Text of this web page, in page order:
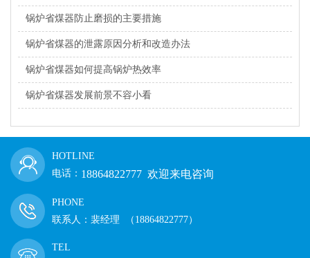
锅炉省煤器防止磨损的主要措施
锅炉省煤器的泄露原因分析和改造办法
锅炉省煤器如何提高锅炉热效率
锅炉省煤器发展前景不容小看
HOTLINE
电话： 18864822777 欢迎来电咨询
PHONE
联系人：裴经理 （18864822777）
TEL